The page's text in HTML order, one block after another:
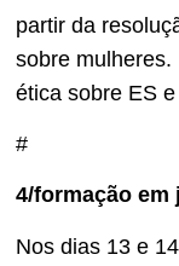
partir da
sobre
ética sobre ES
#
4/formação em
Nos dias 13 e